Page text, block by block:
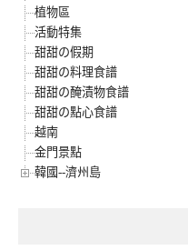
植物區
活動特集
甜甜の假期
甜甜の料理食譜
甜甜の醃漬物食譜
甜甜の點心食譜
越南
金門景點
韓國--濟州島